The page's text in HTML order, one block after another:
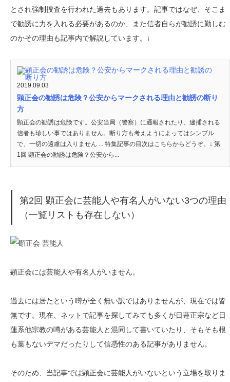
とされ強制捜査を行われた過去もあります。記事ではなぜ、そこま
で勧誘に力を入れる必要があるのか、また信者自らが勧誘に勤しむ
のかその理由も記事内で解説しています。↓
2019.09.03
顕正会の勧誘は危険？公安からマークされる理由と勧誘の断り
方
顕正会の勧誘は危険です。公安当局（警察）に通報されたり、逮捕される
信者も珍しい事ではありません。断り方も考えようによってはシンプル
で、一切の遠慮は入りません ... 特集記事の目次はこちらからどうぞ。↓ 第
1回 顕正会の勧誘は危険？公安から...
第2回 顕正会に芸能人や有名人がいない3つの理由
（一覧リストも存在しない）
顕正会には芸能人や有名人がいません。
過去には居たという噂が全く無い訳ではありませんが、現在では皆
無です。現在、ネットで記事を探してみても多くが日蓮正宗など日
蓮系他宗教の噂がある芸能人と混同して書いていたり、そもそも根
も葉もないデマだったりして信憑性のある記事がありません。
そのため、当記事では顕正会に芸能人がいないという立場を取りま